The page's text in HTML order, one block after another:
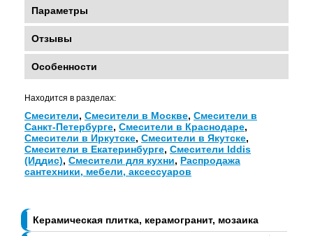
Керамическая плитка, керамогранит, мозаика
Параметры
Отзывы
Особенности
Находится в разделах:
Смесители, Смесители в Москве, Смесители в
Санкт-Петербурге, Смесители в Краснодаре,
Смесители в Иркутске, Смесители в Якутске,
Смесители в Екатеринбурге, Смесители Iddis
(Иддис), Смесители для кухни, Распродажа
сантехники, мебели, аксессуаров